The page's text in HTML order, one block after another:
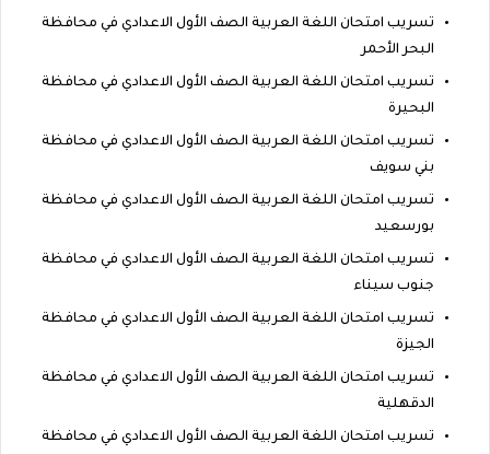
تسريب امتحان اللغة العربية الصف الأول الاعدادي في محافظة
البحر الأحمر
تسريب امتحان اللغة العربية الصف الأول الاعدادي في محافظة
البحيرة
تسريب امتحان اللغة العربية الصف الأول الاعدادي في محافظة
بني سويف
تسريب امتحان اللغة العربية الصف الأول الاعدادي في محافظة
بورسعيد
تسريب امتحان اللغة العربية الصف الأول الاعدادي في محافظة
جنوب سيناء
تسريب امتحان اللغة العربية الصف الأول الاعدادي في محافظة
الجيزة
تسريب امتحان اللغة العربية الصف الأول الاعدادي في محافظة
الدقهلية
تسريب امتحان اللغة العربية الصف الأول الاعدادي في محافظة